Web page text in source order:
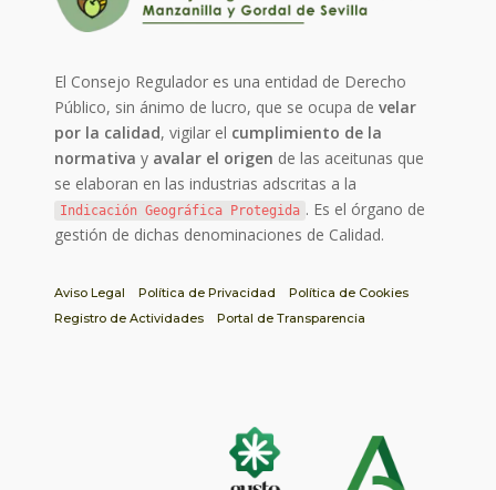
El Consejo Regulador es una entidad de Derecho
Público, sin ánimo de lucro, que se ocupa develar
por la calidad, vigilar el cumplimiento de la
normativa y avalar el origen de las aceitunas que
se elaboran en las industrias adscritas a la
Indicación Geográfica Protegida . Es el órgano de
gestión de dichas denominaciones de Calidad.
Aviso Legal Política de Privacidad
Política de Cookies
Registro de Actividades
Portal de Transparencia